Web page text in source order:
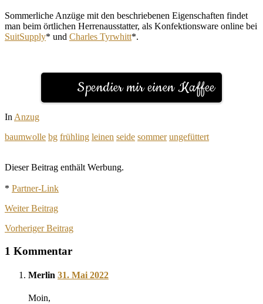
Sommerliche Anzüge mit den beschriebenen Eigenschaften findet
man beim örtlichen Herrenausstatter, als Konfektionsware online bei
SuitSupply* und Charles Tyrwhitt*.
Spendier mir einen Kaffee
In Anzug
baumwolle bg frühling leinen seide sommer ungefüttert
Dieser Beitrag enthält Werbung.
* Partner-Link
WeiterBeitrag
VorherigerBeitrag
1 Kommentar
Merlin 31. Mai 2022
Moin,